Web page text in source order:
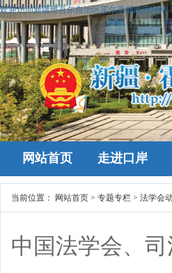
欢迎访问新疆维吾尔自治区霍尔果斯政府网站
网站首页 走进口岸
当前位置： 网站首页 > 专题专栏 > 法学会
中国法学会、